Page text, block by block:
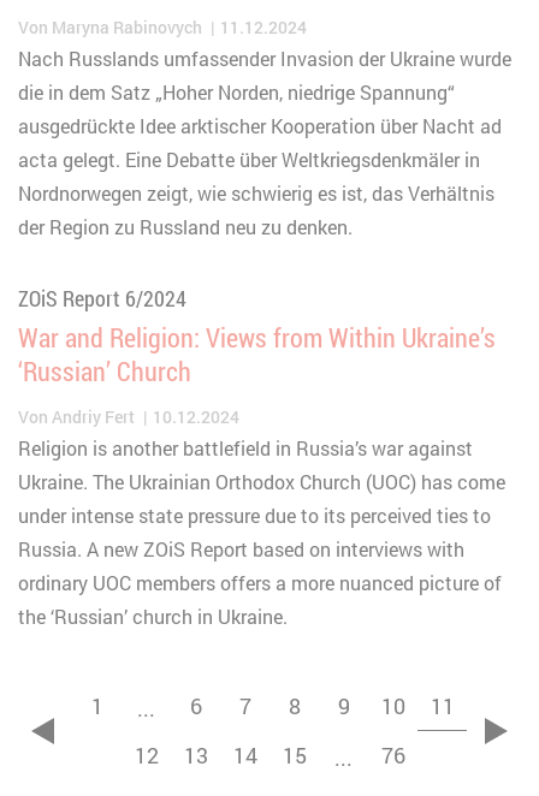
Von Maryna Rabinovych 11.12.2024
Nach Russlands umfassender Invasion der Ukraine wurde
die in dem Satz „Hoher Norden, niedrige Spannung“
ausgedrückte Idee arktischer Kooperation über Nacht ad
acta gelegt. Eine Debatte über Weltkriegsdenkmäler in
Nordnorwegen zeigt, wie schwierig es ist, das Verhältnis
der Region zu Russland neu zu denken.
ZOiS Report 6/2024
War and Religion: Views from Within Ukraine’s
‘Russian’ Church
Von Andriy Fert 10.12.2024
Religion is another battlefield in Russia’s war against
Ukraine. The Ukrainian Orthodox Church (UOC) has come
under intense state pressure due to its perceived ties to
Russia. A new ZOiS Report based on interviews with
ordinary UOC members offers a more nuanced picture of
the ‘Russian’ church in Ukraine.
zurück
1 ... 6 7 8 9 10
11
12
13 14 15 ... 76 vor